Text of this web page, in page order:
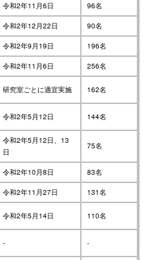
令和2年11月6日 96名
令和2年12月22日 90名
令和2年9月19日 196名
令和2年11月6日 256名
研究室ごとに適宜実施 162名
令和2年5月12日 144名
令和2年5月12日、13
日
75名
令和2年10月8日 83名
令和2年11月27日 131名
令和2年5月14日 110名
- -